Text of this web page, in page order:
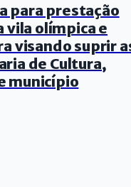
para prestação
vila olímpica e
visando suprir
de Cultura,
município